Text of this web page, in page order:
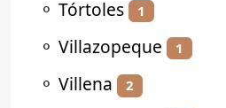
⚬ Tórtoles 1
⚬ Villazopeque 1
⚬ Villena 2